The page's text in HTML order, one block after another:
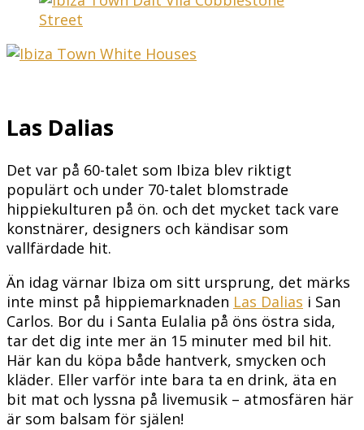
Las Dalias
Det var på 60-talet som Ibiza blev riktigt
populärt och under 70-talet blomstrade
hippiekulturen på ön. och det mycket tack vare
konstnärer, designers och kändisar som
vallfärdade hit.
Än idag värnar Ibiza om sitt ursprung, det märks
inte minst på hippiemarknaden Las Dalias i San
Carlos. Bor du i Santa Eulalia på öns östra sida,
tar det dig inte mer än 15 minuter med bil hit.
Här kan du köpa både hantverk, smycken och
kläder. Eller varför inte bara ta en drink, äta en
bit mat och lyssna på livemusik – atmosfären här
är som balsam för själen!